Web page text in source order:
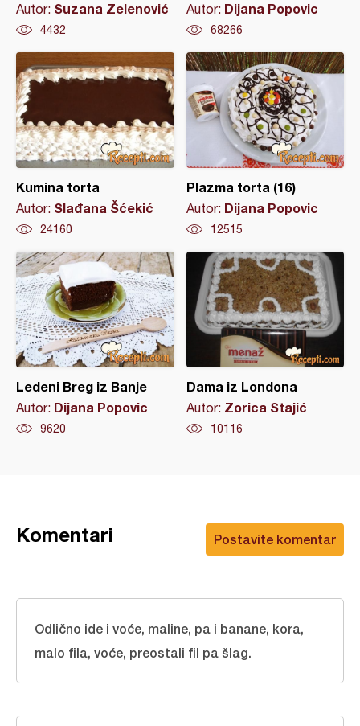
Autor: Suzana Zelenović
4432
Autor: Dijana Popovic
68266
Kumina torta
Autor: Slađana Šćekić
24160
Plazma torta (16)
Autor: Dijana Popovic
12515
Ledeni Breg iz Banje
Autor: Dijana Popovic
9620
Dama iz Londona
Autor: Zorica Stajić
10116
Postavite komentar
Komentari
Odlično ide i voće, maline, pa i banane, kora,
malo fila, voće, preostali fil pa šlag.